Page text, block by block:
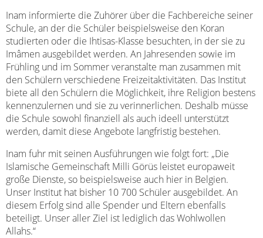
Inam informierte die Zuhörer über die Fachbereiche seiner
Schule, an der die Schüler beispielsweise den Koran
studierten oder die Ihtisas-Klasse besuchten, in der sie zu
Imâmen ausgebildet werden. An Jahresenden sowie im
Frühling und im Sommer veranstalte man zusammen mit
den Schülern verschiedene Freizeitaktivitäten. Das Institut
biete all den Schülern die Möglichkeit, ihre Religion bestens
kennenzulernen und sie zu verinnerlichen. Deshalb müsse
die Schule sowohl finanziell als auch ideell unterstützt
werden, damit diese Angebote langfristig bestehen.
Inam fuhr mit seinen Ausführungen wie folgt fort: „Die
Islamische Gemeinschaft Milli Görüs leistet europaweit
große Dienste, so beispielsweise auch hier in Belgien.
Unser Institut hat bisher 10 700 Schüler ausgebildet. An
diesem Erfolg sind alle Spender und Eltern ebenfalls
beteiligt. Unser aller Ziel ist lediglich das Wohlwollen
Allahs.“